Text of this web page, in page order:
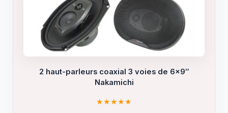
2 haut-parleurs coaxial 3 voies de 6×9″
Nakamichi